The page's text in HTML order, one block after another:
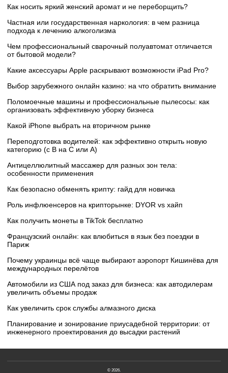
Как носить яркий женский аромат и не переборщить?
Частная или государственная наркология: в чем разница
подхода к лечению алкоголизма
Чем профессиональный сварочный полуавтомат отличается
от бытовой модели?
Какие аксессуары Apple раскрывают возможности iPad Pro?
Выбор зарубежного онлайн казино: на что обратить внимание
Поломоечные машины и профессиональные пылесосы: как
организовать эффективную уборку бизнеса
Какой iPhone выбрать на вторичном рынке
Переподготовка водителей: как эффективно открыть новую
категорию (с B на C или А)
Антицеллюлитный массажер для разных зон тела:
особенности применения
Как безопасно обменять крипту: гайд для новичка
Роль инфлюенсеров на крипторынке: DYOR vs хайп
Как получить монеты в TikTok бесплатно
Французский онлайн: как влюбиться в язык без поездки в
Париж
Почему украинцы всё чаще выбирают аэропорт Кишинёва для
международных перелётов
Автомобили из США под заказ для бизнеса: как автодилерам
увеличить объемы продаж
Как увеличить срок службы алмазного диска
Планирование и зонирование приусадебной территории: от
инженерного проектирования до высадки растений
© 2026.